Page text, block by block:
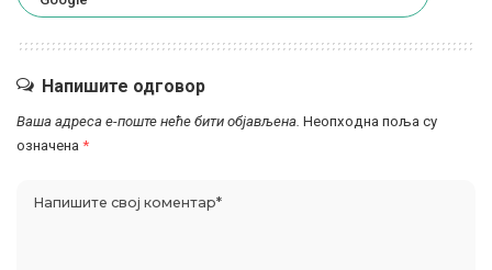
Напишите одговор
Ваша адреса е-поште неће бити објављена. Неопходна поља су
означена *